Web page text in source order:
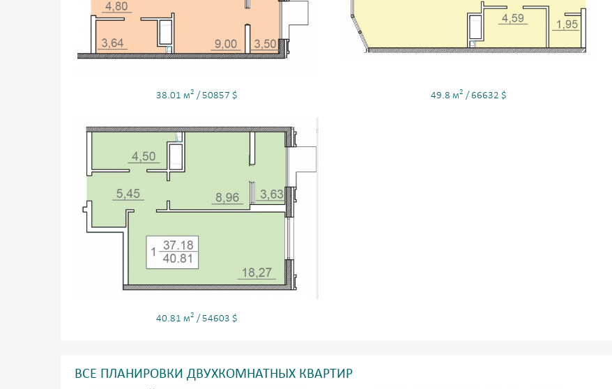
38.01 м2 / 50857 $ 49.8 м2 / 66632 $
40.81 м2 / 54603 $
ВСЕ ПЛАНИРОВКИ ДВУХКОМНАТНЫХ КВАРТИР